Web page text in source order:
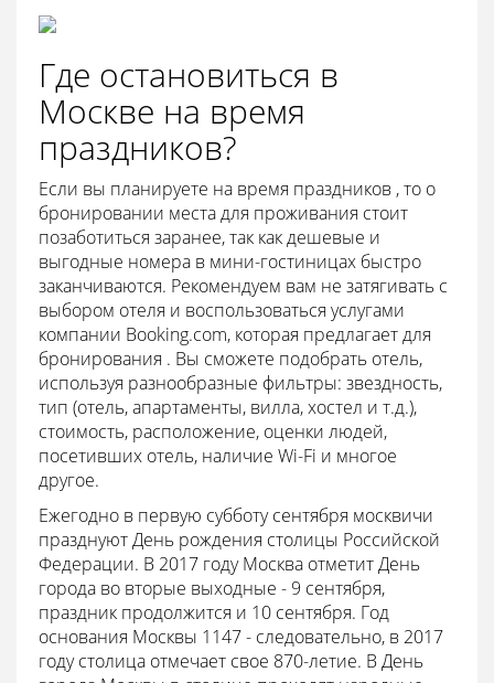
Где остановиться в
Москве на время
праздников?
Если вы планируете на время праздников , то о
бронировании места для проживания стоит
позаботиться заранее, так как дешевые и
выгодные номера в мини-гостиницах быстро
заканчиваются. Рекомендуем вам не затягивать с
выбором отеля и воспользоваться услугами
компании Booking.com, которая предлагает для
бронирования . Вы сможете подобрать отель,
используя разнообразные фильтры: звездность,
тип (отель, апартаменты, вилла, хостел и т.д.),
стоимость, расположение, оценки людей,
посетивших отель, наличие Wi-Fi и многое
другое.
Ежегодно в первую субботу сентября москвичи
празднуют День рождения столицы Российской
Федерации. В 2017 году Москва отметит День
города во вторые выходные - 9 сентября,
праздник продолжится и 10 сентября. Год
основания Москвы 1147 - следовательно, в 2017
году столица отмечает свое 870-летие. В День